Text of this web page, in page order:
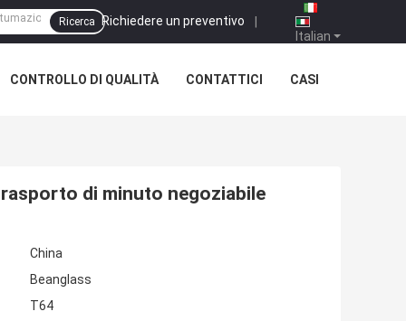
Italian
Richiedere un preventivo |
Ricerca
CONTROLLO DI QUALITÀ CONTATTICI CASI
di minuto negoziabile
China
Beanglass
T64